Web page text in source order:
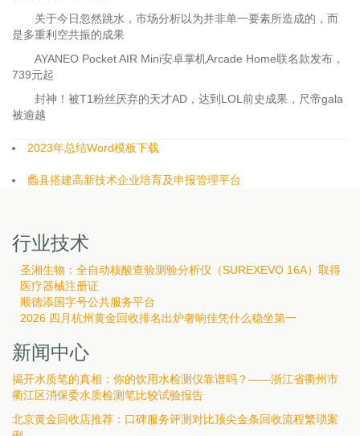
关于今日忽然跳水，市场分析以为并非单一要素所造成的，而
是多重利空共振的成果
AYANEO Pocket AIR Mini安卓掌机Arcade Home联名款发布，
739元起
封神！被T1粉丝厌弃的天才AD，达到LOL前史成果，尺帝gala
被逾越
2023年总结Word模板下载
蠡县搭建高新技术企业培育及申报管理平台
行业技术
圣湘生物：全自动核酸查验测验分析仪（SUREXEVO 16A）取得
医疗器械注册证
顺德添国字号公共服务平台
2026 四月杭州黄金回收排名出炉奢响佳凭什么稳坐第一
新闻中心
揭开水质笔的真相：你的饮用水检测仪靠谱吗？——浙江省衢州市
衢江区消保委水质检测笔比较试验报告
北京黄金回收店推荐：口碑服务评测对比顶尖金条回收流程繁琐案